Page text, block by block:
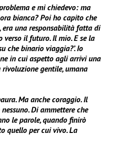
e mi chiedevo: ma
bianca? Poi ho capito che
era una responsabilità fatta di
verso il futuro. Il mio. E se la
che binario viaggia?’. Io
in cui aspetto agli arrivi una
gentile, umana
Ma anche coraggio. Il
Di ammettere che
le parole, quando finirò
quello per cui vivo. La